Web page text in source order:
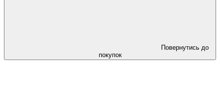
Повернутись до
покупок